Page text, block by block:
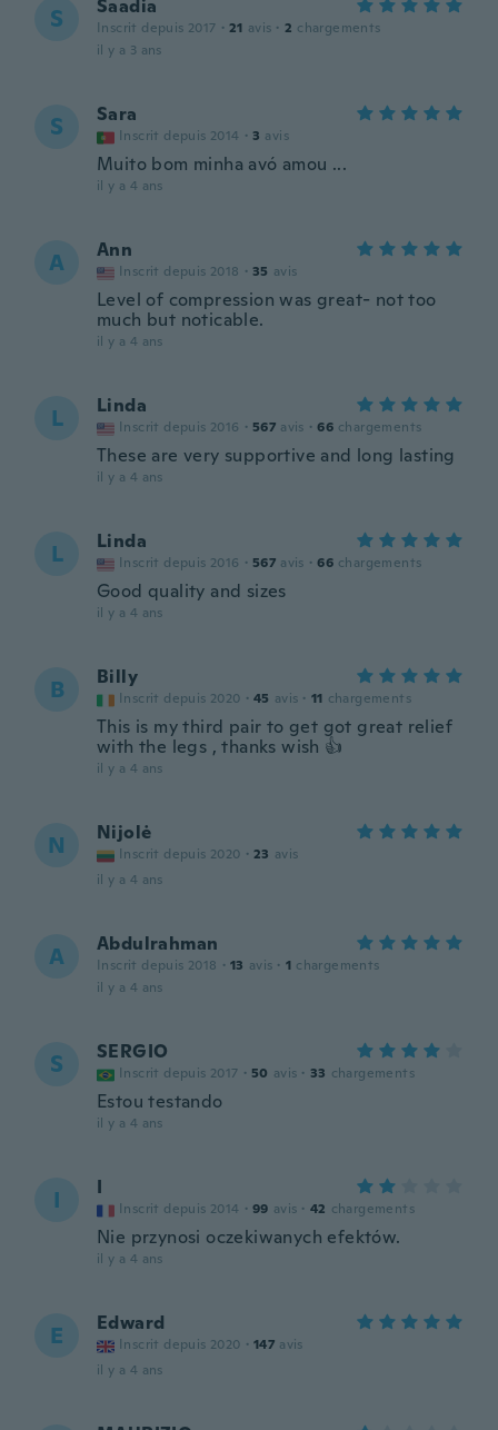
S Saadia
Inscrit depuis 2017 · 21 avis · 2 chargements
il y a 3 ans
S Sara
Inscrit depuis 2014 · 3 avis
Muito bom minha avó amou ...
il y a 4 ans
A Ann
Inscrit depuis 2018 · 35 avis
Level of compression was great- not too
much but noticable.
il y a 4 ans
L Linda
Inscrit depuis 2016 · 567 avis · 66 chargements
These are very supportive and long lasting
il y a 4 ans
L Linda
Inscrit depuis 2016 · 567 avis · 66 chargements
Good quality and sizes
il y a 4 ans
B Billy
Inscrit depuis 2020 · 45 avis · 11 chargements
This is my third pair to get got great relief
with the legs , thanks wish 👍
il y a 4 ans
N Nijolė
Inscrit depuis 2020 · 23 avis
il y a 4 ans
A Abdulrahman
Inscrit depuis 2018 · 13 avis · 1 chargements
il y a 4 ans
S SERGIO
Inscrit depuis 2017 · 50 avis · 33 chargements
Estou testando
il y a 4 ans
I I
Inscrit depuis 2014 · 99 avis · 42 chargements
Nie przynosi oczekiwanych efektów.
il y a 4 ans
E Edward
Inscrit depuis 2020 · 147 avis
il y a 4 ans